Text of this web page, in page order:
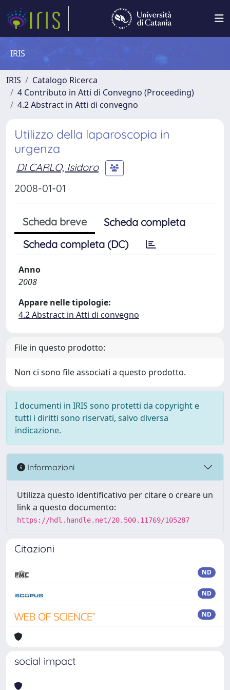
IRIS
IRIS
Catalogo Ricerca
4 Contributo in Atti di Convegno (Proceeding)
4.2 Abstract in Atti di convegno
Utilizzo della laparoscopia in
urgenza
DI CARLO, Isidoro
2008-01-01
Scheda breve
Scheda completa
Scheda completa (DC)
Anno
2008
Appare nelle tipologie:
4.2 Abstract in Atti di convegno
File in questo prodotto:
Non ci sono file associati a questo prodotto.
I documenti in IRIS sono protetti da copyright e
tutti i diritti sono riservati, salvo diversa
indicazione.
Informazioni
Utilizza questo identificativo per citare o creare un
link a questo documento:
https://hdl.handle.net/20.500.11769/105287
Citazioni
ND
ND
ND
social impact